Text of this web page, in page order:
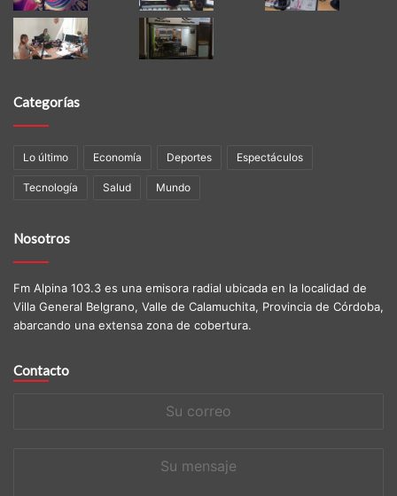
Categorías
Lo último Economía Deportes Espectáculos
Tecnología Salud Mundo
Nosotros
Fm Alpina 103.3 es una emisora radial ubicada en la localidad de
Villa General Belgrano, Valle de Calamuchita, Provincia de Córdoba,
abarcando una extensa zona de cobertura.
Contacto